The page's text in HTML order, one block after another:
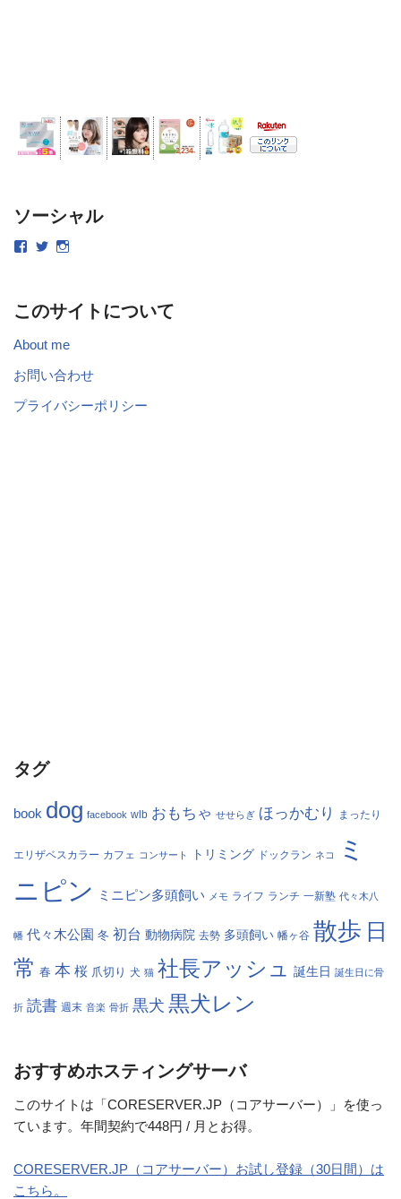
ソーシャル
このサイトについて
About me
お問い合わせ
プライバシーポリシー
タグ
book dog facebook wlb おもちゃ せせらぎ ほっかむり まったり
エリザベスカラー カフェ コンサート トリミング ドックラン ネコ
ミ
ニピン
ミニピン多頭飼い メモ ライフ ランチ 一新塾 代々木八
幡 代々木公園 冬 初台 動物病院 去勢 多頭飼い 幡ヶ谷 散歩 日
常 春 本 桜 爪切り 犬 猫 社長アッシュ 誕生日 誕生日に骨
折 読書 週末 音楽 骨折 黒犬 黒犬レン
おすすめホスティングサーバ
このサイトは「CORESERVER.JP（コアサーバー）」を使っ
ています。年間契約で448円 / 月とお得。
CORESERVER.JP（コアサーバー）お試し登録（30日間）は
こちら。